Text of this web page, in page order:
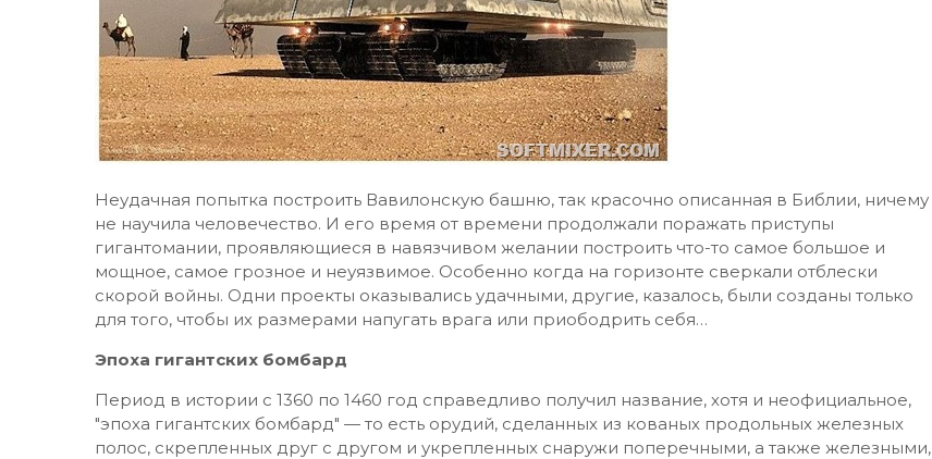
Неудачная попытка построить Вавилонскую башню, так красочно описанная в Библии, ничему
не научила человечество. И его время от времени продолжали поражать приступы
гигантомании, проявляющиеся в навязчивом желании построить что-то самое большое и
мощное, самое грозное и неуязвимое. Особенно когда на горизонте сверкали отблески
скорой войны. Одни проекты оказывались удачными, другие, казалось, были созданы только
для того, чтобы их размерами напугать врага или приободрить себя…
Эпоха гигантских бомбард
Период в истории с 1360 по 1460 год справедливо получил название, хотя и неофициальное,
"эпоха гигантских бомбард" — то есть орудий, сделанных из кованых продольных железных
полос, скрепленных друг с другом и укрепленных снаружи поперечными, а также железными,